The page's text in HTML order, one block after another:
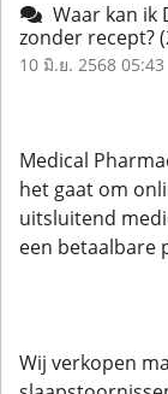
Waar kan ik
zonder recept?
10 มิ.ย. 2568 05:43
Medical
het gaat om
uitsluitend
een betaalbare
Wij verkopen